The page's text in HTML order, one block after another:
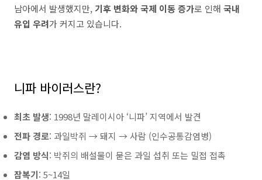
남아에서 발생했지만, 기후 변화와 국제 이동 증가로 인해 국내
유입 우려가 커지고 있습니다.
니파 바이러스란?
최초 발생: 1998년 말레이시아 ‘니파’ 지역에서 발견
전파 경로: 과일박쥐 → 돼지 → 사람 (인수공통감염병)
감염 방식: 박쥐의 배설물이 묻은 과일 섭취 또는 밀접 접촉
잠복기: 5~14일